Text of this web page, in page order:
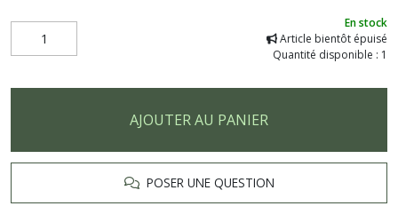
En stock
Article bientôt épuisé
Quantité disponible : 1
AJOUTER AU PANIER
POSER UNE QUESTION